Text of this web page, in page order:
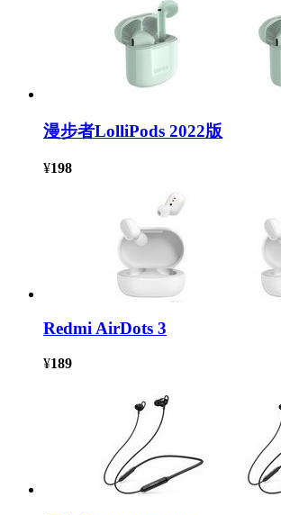
漫步者LolliPods 2022版
¥198
Redmi AirDots 3
¥189